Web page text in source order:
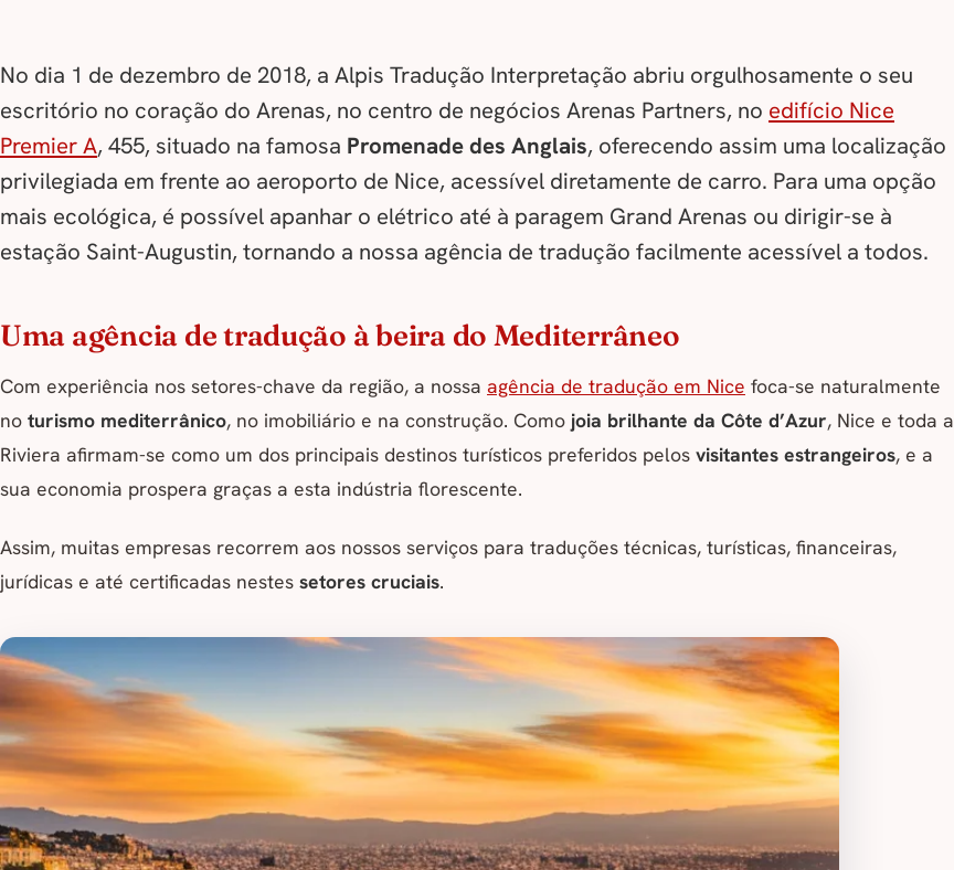
No dia 1 de dezembro de 2018, a Alpis Tradução Interpretação abriu orgulhosamente o seu
escritório no coração do Arenas, no centro de negócios Arenas Partners, no edifício Nice
Premier A, 455, situado na famosa Promenade des Anglais, oferecendo assim uma localização
privilegiada em frente ao aeroporto de Nice, acessível diretamente de carro. Para uma opção
mais ecológica, é possível apanhar o elétrico até à paragem Grand Arenas ou dirigir-se à
estação Saint-Augustin, tornando a nossa agência de tradução facilmente acessível a todos.
Uma agência de tradução à beira do Mediterrâneo
Com experiência nos setores-chave da região, a nossa agência de tradução em Nice foca-se naturalmente
no turismo mediterrânico, no imobiliário e na construção. Como joia brilhante da Côte d’Azur, Nice e toda a
Riviera afirmam-se como um dos principais destinos turísticos preferidos pelos visitantes estrangeiros, e a
sua economia prospera graças a esta indústria florescente.
Assim, muitas empresas recorrem aos nossos serviços para traduções técnicas, turísticas, financeiras,
jurídicas e até certificadas nestes setores cruciais.